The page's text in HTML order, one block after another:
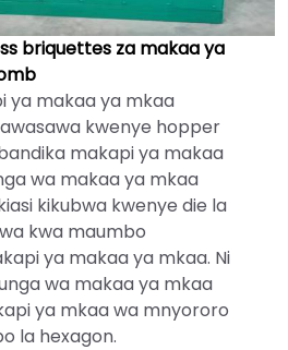
briquettes za makaa ya
ya makaa ya mkaa
kwenye hopper
makapi ya makaa
wa makaa ya mkaa
kikubwa kwenye die la
kwa maumbo
ya makaa ya mkaa. Ni
wa makaa ya mkaa
ya mkaa wa mnyororo
la hexagon.